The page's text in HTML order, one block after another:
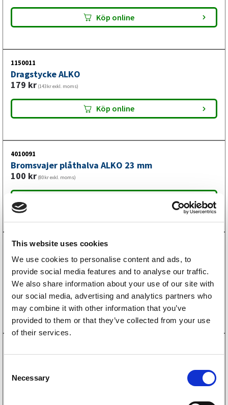
This website uses cookies
We use cookies to personalise content and ads, to
provide social media features and to analyse our traffic.
We also share information about your use of our site with
our social media, advertising and analytics partners who
may combine it with other information that you’ve
provided to them or that they’ve collected from your use
of their services.
Necessary
Köp online
1150011
Dragstycke ALKO
179 kr (143kr exkl. moms)
Köp online
4010091
Bromsvajer plåthalva ALKO 23 mm
100 kr (80kr exkl. moms)
1160202
Expander till hjulbroms ALKO Euro
1635/1636/1637
358kr
Köp online
Fjädersats till bromsbackar ALKO 160 Till 2 hjul